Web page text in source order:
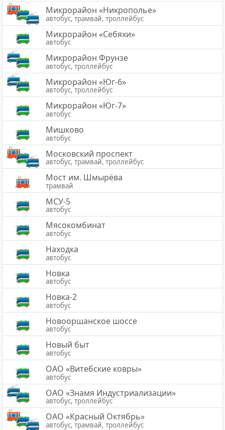
Микрорайон «Никрополье»
автобус, трамвай, троллейбус
Микрорайон «Себяхи»
автобус
Микрорайон Фрунзе
автобус, троллейбус
Микрорайон «Юг-6»
автобус, троллейбус
Микрорайон «Юг-7»
автобус
Мишково
автобус
Московский проспект
автобус, трамвай, троллейбус
Мост им. Шмырёва
трамвай
МСУ-5
автобус
Мясокомбинат
автобус
Находка
автобус
Новка
автобус
Новка-2
автобус
Новооршанское шоссе
автобус
Новый быт
автобус
ОАО «Витебские ковры»
автобус
ОАО «Знамя Индустриализации»
автобус, троллейбус
ОАО «Красный Октябрь»
автобус, трамвай, троллейбус